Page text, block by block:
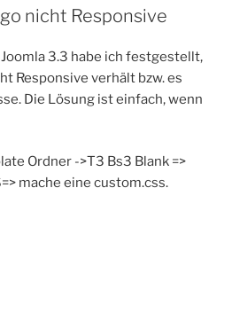
nicht Responsive
3.3 habe ich festgestellt,
Responsive verhält bzw. es
Die Lösung ist einfach, wenn
Ordner ->T3 Bs3 Blank =>
mache eine custom.css.